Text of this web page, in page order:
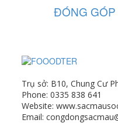
ĐÓNG GÓP
Trụ sở: B10, Chung Cư
Phone: 0335 838 641
Website:
Email: